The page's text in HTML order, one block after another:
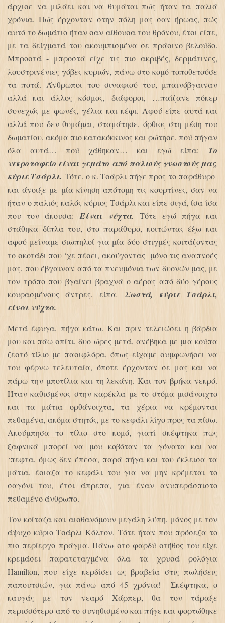
άρχισε να μιλάει και να θυμάται πώς ήταν τα παλιά
χρόνια. Πώς έρχονταν στην πόλη μας σαν ήρωας, πώς
αυτό το δωμάτιο ήταν σαν αίθουσα του θρόνου, έτσι είπε,
με τα δείγματά του ακουμπισμένα σε πράσινο βελούδο.
Μπροστά - μπροστά είχε τις πιο ακριβές, δερμάτινες,
λουστρινένιες γόβες κυριών, πάνω στο κομό τοποθετούσε
τα ποτά. Άνθρωποι του σιναφιού του, μπαινόβγαιναν
αλλά και άλλος κόσμος, διάφοροι, …παίζανε πόκερ
συνεχώς με φωνές, γέλια και κέφι. Αφού είπε αυτά και
αλλά που δεν θυμάμαι, σταμάτησε, όρθιος στη μέση του
δωματίου, ακόμα πιο κατακόκκινος και ρώτησε, πού πήγαν
όλα αυτά… πού χάθηκαν… και εγώ είπα: Το
νεκροταφείο είναι γεμάτο από παλιούς γνωστούς μας,
κύριε Τσάρλι. Τότε, ο κ. Τσάρλι πήγε προς το παράθυρο
και άνοιξε με μία κίνηση απότομη τις κουρτίνες, σαν να
ήταν ο παλιός καλός κύριος Τσάρλι και είπε σιγά, ίσα ίσα
που τον άκουσα:
Είναι νύχτα. Τότε εγώ πήγα και
στάθηκα δίπλα του, στο παράθυρο, κοιτώντας έξω και
αφού μείναμε σιωπηλοί για μία δύο στιγμές κοιτάζοντας
το σκοτάδι που ‘χε πέσει, ακούγοντας μόνο τις αναπνοές
μας, που έβγαιναν από τα πνευμόνια των δυονών μας, με
τον τρόπο που βγαίνει βραχνά ο αέρας από δύο γέρους
κουρασμένους άντρες, είπα.
Σωστά, κύριε Τσάρλι,
είναι νύχτα.
Μετά έφυγα, πήγα κάτω. Και πριν τελειώσει η βάρδια
μου και πάω σπίτι, δυο ώρες μετά, ανέβηκα με μια κούπα
ζεστό τίλιο με πασιφλόρα, όπως είχαμε συμφωνήσει να
του φέρνω τελευταία, όποτε έρχονταν σε μας και να
πάρω την μποτίλια και τη λεκάνη. Και τον βρήκα νεκρό.
Ήταν καθισμένος στην καρέκλα με το στόμα μισάνοιχτο
και τα μάτια ορθάνοιχτα, τα χέρια να κρέμονται
πεθαμένα, ακόμα στητός, με το κεφάλι λίγο προς τα πίσω.
Ακούμπησα το τίλιο στο κομό, γιατί σκέφτηκα πως
ξαφνικά μπορεί να μου κοβόταν τα γόνατα και να
‘πεφτα, όμως δεν έπεσα, παρά πήγα και του έκλεισα τα
μάτια, έσιαξα το κεφάλι του για να μην κρέμεται το
σαγόνι του, έτσι άπρεπα, για έναν ανυπεράσπιστο
πεθαμένο άνθρωπο.
Τον κοίταζα και αισθανόμουν μεγάλη λύπη, μόνος με τον
άψυχο κύριο Τσάρλι Κόλτον. Τότε ήταν που πρόσεξα το
πιο περίεργο πράγμα. Πάνω στο φαρδύ στήθος του είχε
κρεμάσει παρατεταγμένα όλα τα χρυσά ρολόγια
Hamilton, που είχε κερδίσει ως βραβεία στις πωλήσεις
παπουτσιών, για πάνω από 45 χρόνια! Σκέφτηκα, ο
καυγάς με τον νεαρό Χάρπερ, θα τον τάραξε
περισσότερο από το συνηθισμένο και πήγε και φορτώθηκε